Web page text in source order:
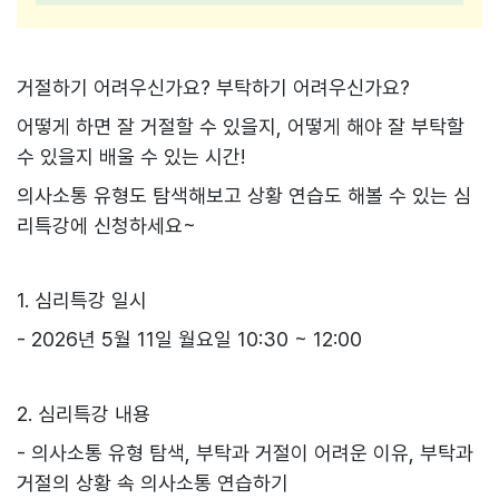
거절하기 어려우신가요? 부탁하기 어려우신가요?
어떻게 하면 잘 거절할 수 있을지, 어떻게 해야 잘 부탁할
수 있을지 배울 수 있는 시간!
의사소통 유형도 탐색해보고 상황 연습도 해볼 수 있는 심
리특강에 신청하세요~
1. 심리특강 일시
- 2026년 5월 11일 월요일 10:30 ~ 12:00
2. 심리특강 내용
- 의사소통 유형 탐색, 부탁과 거절이 어려운 이유, 부탁과
거절의 상황 속 의사소통 연습하기